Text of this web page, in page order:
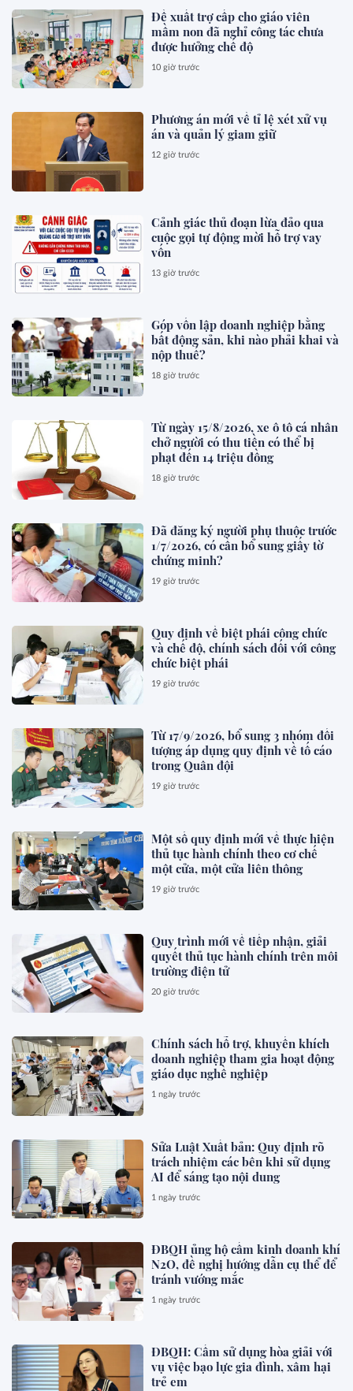
Đề xuất trợ cấp cho giáo viên
mầm non đã nghỉ công tác chưa
được hưởng chế độ
10 giờ trước
Phương án mới về tỉ lệ xét xử vụ
án và quản lý giam giữ
12 giờ trước
Cảnh giác thủ đoạn lừa đảo qua
cuộc gọi tự động mời hỗ trợ vay
vốn
13 giờ trước
Góp vốn lập doanh nghiệp bằng
bất động sản, khi nào phải khai và
nộp thuế?
18 giờ trước
Từ ngày 15/8/2026, xe ô tô cá nhân
chở người có thu tiền có thể bị
phạt đến 14 triệu đồng
18 giờ trước
Đã đăng ký người phụ thuộc trước
1/7/2026, có cần bổ sung giấy tờ
chứng minh?
19 giờ trước
Quy định về biệt phái công chức
và chế độ, chính sách đối với công
chức biệt phái
19 giờ trước
Từ 17/9/2026, bổ sung 3 nhóm đối
tượng áp dụng quy định về tố cáo
trong Quân đội
19 giờ trước
Một số quy định mới về thực hiện
thủ tục hành chính theo cơ chế
một cửa, một cửa liên thông
19 giờ trước
Quy trình mới về tiếp nhận, giải
quyết thủ tục hành chính trên môi
trường điện tử
20 giờ trước
Chính sách hỗ trợ, khuyến khích
doanh nghiệp tham gia hoạt động
giáo dục nghề nghiệp
1 ngày trước
Sửa Luật Xuất bản: Quy định rõ
trách nhiệm các bên khi sử dụng
AI để sáng tạo nội dung
1 ngày trước
ĐBQH ủng hộ cấm kinh doanh khí
N2O, đề nghị hướng dẫn cụ thể để
tránh vướng mắc
1 ngày trước
ĐBQH: Cấm sử dụng hòa giải với
vụ việc bạo lực gia đình, xâm hại
trẻ em